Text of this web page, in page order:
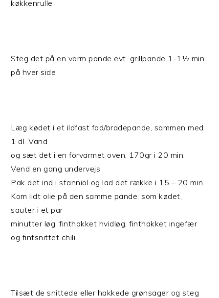
køkkenrulle
Steg det på en varm pande evt. grillpande 1-1½ min.
på hver side
Læg kødet i et ildfast fad/bradepande, sammen med
1 dl. Vand
og sæt det i en forvarmet oven, 170gr i 20 min.
Vend en gang undervejs
Pak det ind i stanniol og lad det række i 15 – 20 min.
Kom lidt olie på den samme pande, som kødet,
sauter i et par
minutter løg, finthakket hvidløg, finthakket ingefær
og fintsnittet chili
Tilsæt de snittede eller hakkede grønsager og steg